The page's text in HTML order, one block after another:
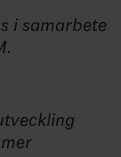
i samarbete